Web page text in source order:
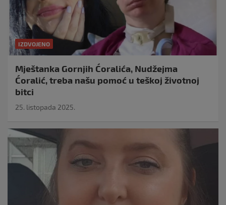
IZDVOJENO
Mještanka Gornjih Ćoralića, Nudžejma
Ćoralić, treba našu pomoć u teškoj životnoj
bitci
25. listopada 2025.